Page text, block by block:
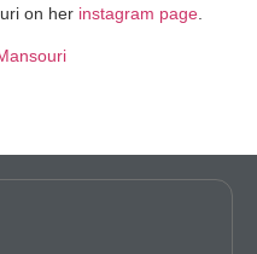
on her instagram page.